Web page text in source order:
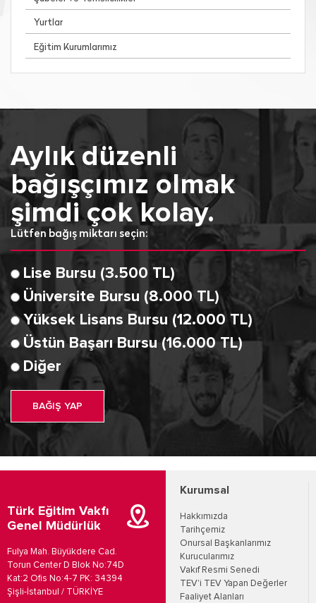
Yurtlar
Eğitim Kurumlarımız
Aylık düzenli
bağışçımız olmak
şimdi çok kolay.
Lütfen bağış miktarı seçin:
Lise Bursu (3.500 TL)
Üniversite Bursu (8.000 TL)
Yüksek Lisans Bursu (12.000 TL)
Üstün Başarı Bursu (16.000 TL)
Diğer
BAĞIŞ YAP
Türk Eğitim Vakfı
Genel Müdürlük
Fulya Mah. Büyükdere Cad.
Torun Center D Blok No:74D
Kat:2 Ofis No:4-7 PK: 34394
Şişli-İstanbul / TÜRKİYE
Kurumsal
Hakkımızda
Tarihçemiz
Onursal Başkanlarımız
Kurucularımız
Vakıf Resmi Senedi
TEV'i TEV Yapan Değerler
Faaliyet Alanları